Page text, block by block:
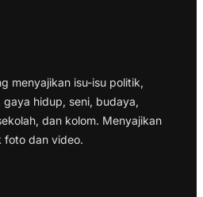
menyajikan isu-isu politik,
gaya hidup, seni, budaya,
dan kolom. Menyajikan
foto dan video.